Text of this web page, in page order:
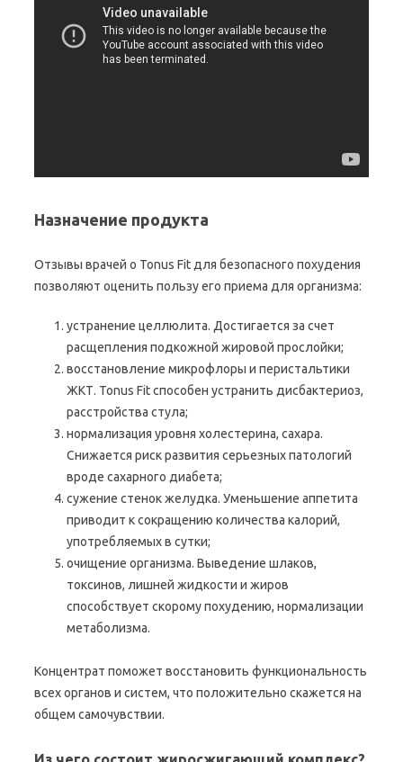
Назначение продукта
Отзывы врачей о Tonus Fit для безопасного похудения
позволяют оценить пользу его приема для организма:
устранение целлюлита. Достигается за счет
расщепления подкожной жировой прослойки;
восстановление микрофлоры и перистальтики
ЖКТ. Tonus Fit способен устранить дисбактериоз,
расстройства стула;
нормализация уровня холестерина, сахара.
Снижается риск развития серьезных патологий
вроде сахарного диабета;
сужение стенок желудка. Уменьшение аппетита
приводит к сокращению количества калорий,
употребляемых в сутки;
очищение организма. Выведение шлаков,
токсинов, лишней жидкости и жиров
способствует скорому похудению, нормализации
метаболизма.
Концентрат поможет восстановить функциональность
всех органов и систем, что положительно скажется на
общем самочувствии.